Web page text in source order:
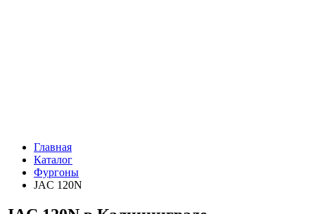
Главная
Каталог
Фургоны
JAC 120N